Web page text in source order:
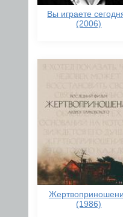
Вы играете
(2006)
(1986)